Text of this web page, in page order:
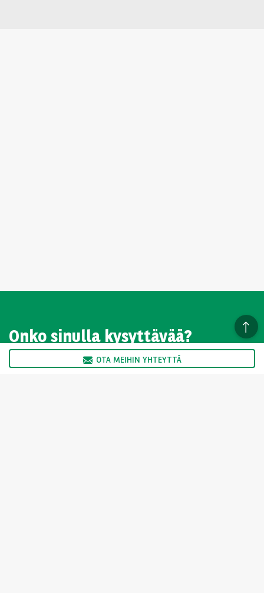
OTA MEIHIN YHTEYTTÄ
Onko sinulla kysyttävää?
Olemme auki maanantaista perjantaihin 08:00-17:00